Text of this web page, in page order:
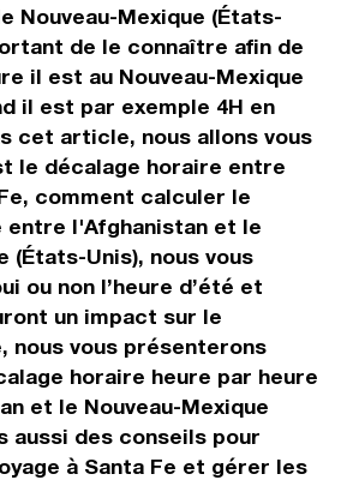
Nouveau-Mexique (États-
de le connaître afin de
il est au Nouveau-Mexique
il est par exemple 4H en
cet article, nous allons vous
le décalage horaire entre
comment calculer le
entre l'Afghanistan et le
(États-Unis), nous vous
ou non l’heure d’été et
un impact sur le
nous vous présenterons
horaire heure par heure
et le Nouveau-Mexique
aussi des conseils pour
à Santa Fe et gérer les